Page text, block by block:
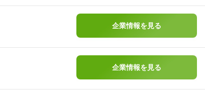
企業情報を見る
企業情報を見る